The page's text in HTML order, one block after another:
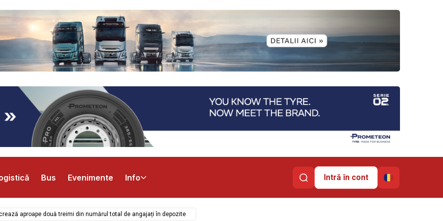
Bus Evenimente Info Intră în cont
aproape două treimi din numărul total de angajați în depozite